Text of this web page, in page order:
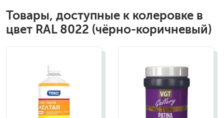
Товары, доступные к колеровке в
цвет RAL 8022 (чёрно-коричневый)